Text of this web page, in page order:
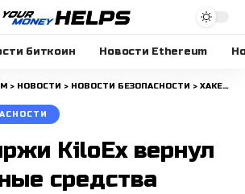
биткоин Новости Ethereum
> НОВОСТИ > НОВОСТИ БЕЗОПАСНОСТИ > ХАКЕР БИРЖИ KILOEX ВЕРНУЛ УКРАДЕННЫЕ СРЕДСТВА ПОСЛЕ ВЗЛОМА НА $7,5 МЛН
KiloEx вернул
средства